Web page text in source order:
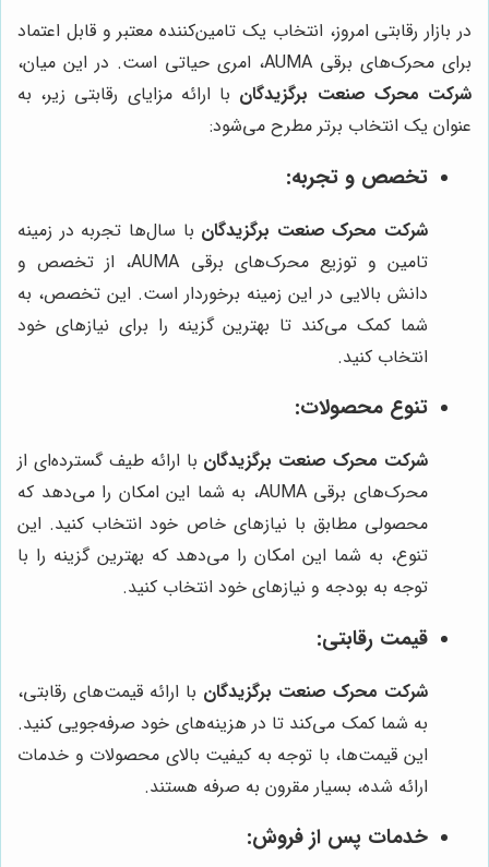
در بازار رقابتی امروز، انتخاب یک تامین‌کننده معتبر و قابل اعتماد
برای محرک‌های برقی AUMA، امری حیاتی است. در این میان،
شرکت محرک صنعت برگزیدگان با ارائه مزایای رقابتی زیر، به
عنوان یک انتخاب برتر مطرح می‌شود:
تخصص و تجربه:
شرکت محرک صنعت برگزیدگان با سال‌ها تجربه در زمینه
تامین و توزیع محرک‌های برقی AUMA، از تخصص و
دانش بالایی در این زمینه برخوردار است. این تخصص، به
شما کمک می‌کند تا بهترین گزینه را برای نیازهای خود
انتخاب کنید.
تنوع محصولات:
شرکت محرک صنعت برگزیدگان با ارائه طیف گسترده‌ای از
محرک‌های برقی AUMA، به شما این امکان را می‌دهد که
محصولی مطابق با نیازهای خاص خود انتخاب کنید. این
تنوع، به شما این امکان را می‌دهد که بهترین گزینه را با
توجه به بودجه و نیازهای خود انتخاب کنید.
قیمت رقابتی:
شرکت محرک صنعت برگزیدگان با ارائه قیمت‌های رقابتی،
به شما کمک می‌کند تا در هزینه‌های خود صرفه‌جویی کنید.
این قیمت‌ها، با توجه به کیفیت بالای محصولات و خدمات
ارائه شده، بسیار مقرون به صرفه هستند.
خدمات پس از فروش: